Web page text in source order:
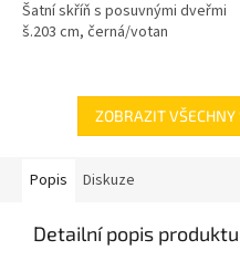
Šatní skříň s posuvnými dveřmi
š.203 cm, černá/votan
ZOBRAZIT VŠECHNY
Popis Diskuze
Detailní popis produktu